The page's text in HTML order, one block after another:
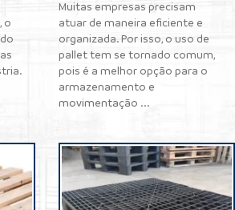
o
Muitas empresas precisam
atuar de maneira eficiente e
organizada. Por isso, o uso de
pallet tem se tornado comum,
pois é a melhor opção para o
armazenamento e
movimentação ...